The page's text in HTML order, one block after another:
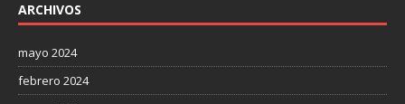
ARCHIVOS
mayo 2024
febrero 2024